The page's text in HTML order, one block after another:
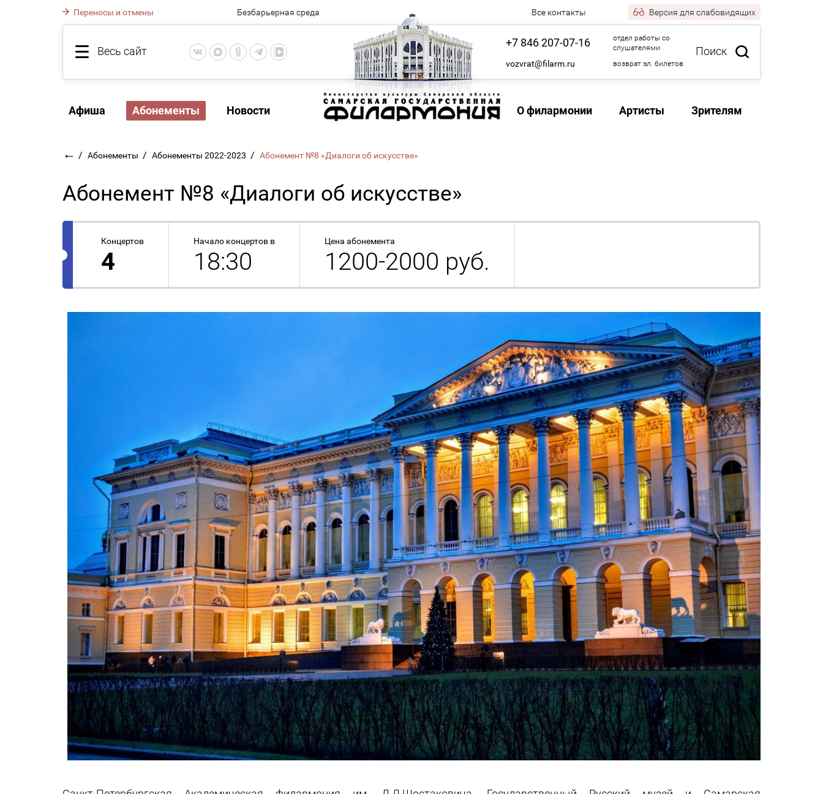
Переносы и отмены Безбарьерная среда Все контакты Версия для слабовидящих
Весь сайт Поиск
+7 846 207-07-16
отдел работы со
слушателями
vozvrat@filarm.ru возврат эл. билетов
Афиша Абонементы Новости О филармонии Артисты Зрителям
← / Абонементы / Абонементы 2022-2023 / Абонемент №8 «Диалоги об искусстве»
Абонемент №8 «Диалоги об искусстве»
Концертов
4
Начало концертов в
18:30
Цена абонемента
1200-2000 руб.